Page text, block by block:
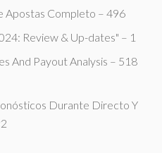
Apostas Completo – 496
Review & Up-dates" – 1
And Payout Analysis – 518
Durante Directo Y